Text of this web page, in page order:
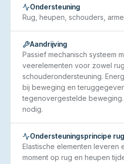
Ondersteuning
Rug, heupen, schouders,
Aandrijving
Passief mechanisch systeem
veerelementen voor zowel
schouderondersteuning.
bij beweging en
tegenovergestelde
nodig.
Ondersteuningsprincipe rug
Elastische elementen leveren
moment op rug en heupen